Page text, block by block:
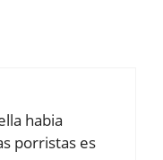
habia
porristas es